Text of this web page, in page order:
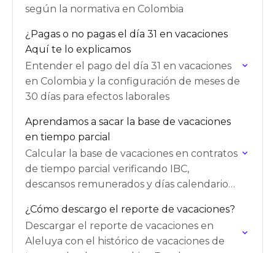
según la normativa en Colombia
¿Pagas o no pagas el día 31 en vacaciones
Aquí te lo explicamos
Entender el pago del día 31 en vacaciones
en Colombia y la configuración de meses de
30 días para efectos laborales
Aprendamos a sacar la base de vacaciones
en tiempo parcial
Calcular la base de vacaciones en contratos
de tiempo parcial verificando IBC,
descansos remunerados y días calendario
¿Cómo descargo el reporte de vacaciones?
Descargar el reporte de vacaciones en
Aleluya con el histórico de vacaciones de